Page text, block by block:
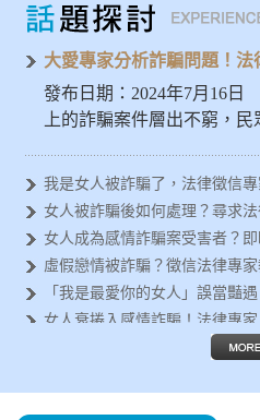
發揮大愛精神避免被詐騙，徵信
女人容易被金錢詐騙？法律徵信
大愛專家分析詐騙問題！法
發布日期：2024年7月16
上的詐騙案件層出不窮，
我是女人被詐騙了，法律徵信
女人被詐騙後如何處理？尋求
女人成為感情詐騙案受害者？
虛假戀情被詐騙？徵信法律專
「我是最愛你的女人」誤當豔
女人衰捲入感情詐騙！法律專
遇到行車糾紛怎麼辦？法律專家